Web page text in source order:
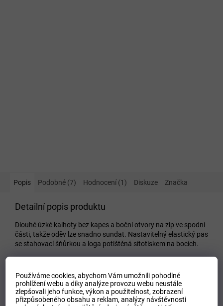
Používáme cookies, abychom Vám umožnili pohodlné
prohlížení webu a díky analýze provozu webu neustále
zlepšovali jeho funkce, výkon a použitelnost,zobrazení
přizpůsobeného obsahu a reklam, analýzy návštěvnosti
Popis Podobné (7) Hodnocení (1) Diskuze Značka
Detailní popis produktu
Dlouhé úzké kalhoty bez kapes a boční otvory na zip ve spodní
části, takže oděv lze snadno sundat. Nastavitelný elastický pas
se stahovací šňůrkou a loga potištěná sítotiskem na bocích.
Kategorie:
Dětské tepláky
EAN:
Zvolte variantu